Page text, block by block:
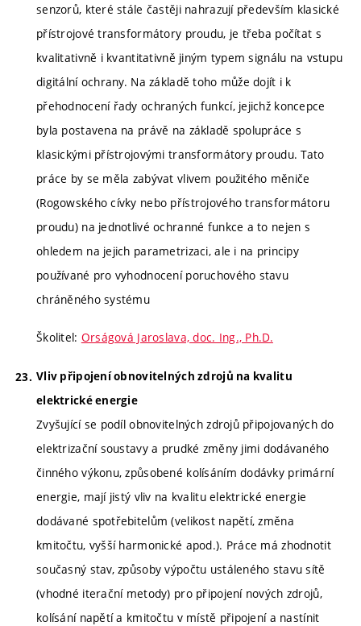
senzorů, které stále častěji nahrazují především klasické
přístrojové transformátory proudu, je třeba počítat s
kvalitativně i kvantitativně jiným typem signálu na vstupu
digitální ochrany. Na základě toho může dojít i k
přehodnocení řady ochraných funkcí, jejichž koncepce
byla postavena na právě na základě spolupráce s
klasickými přístrojovými transformátory proudu. Tato
práce by se měla zabývat vlivem použitého měniče
(Rogowského cívky nebo přístrojového transformátoru
proudu) na jednotlivé ochranné funkce a to nejen s
ohledem na jejich parametrizaci, ale i na principy
používané pro vyhodnocení poruchového stavu
chráněného systému
Školitel: Orságová Jaroslava, doc. Ing., Ph.D.
Vliv připojení obnovitelných zdrojů na kvalitu
elektrické energie
Zvyšující se podíl obnovitelných zdrojů připojovaných do
elektrizační soustavy a prudké změny jimi dodávaného
činného výkonu, způsobené kolísáním dodávky primární
energie, mají jistý vliv na kvalitu elektrické energie
dodávané spotřebitelům (velikost napětí, změna
kmitočtu, vyšší harmonické apod.). Práce má zhodnotit
současný stav, způsoby výpočtu ustáleného stavu sítě
(vhodné iterační metody) pro připojení nových zdrojů,
kolísání napětí a kmitočtu v místě připojení a nastínit